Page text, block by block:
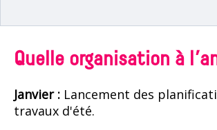
Quelle organisation à
Janvier : Lancement des
travaux d'été.